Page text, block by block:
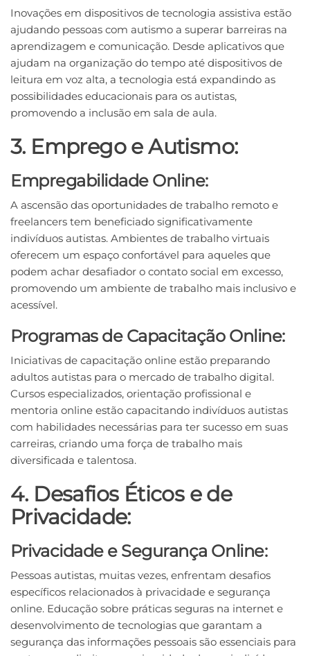
Inovações em dispositivos de tecnologia assistiva estão
ajudando pessoas com autismo a superar barreiras na
aprendizagem e comunicação. Desde aplicativos que
ajudam na organização do tempo até dispositivos de
leitura em voz alta, a tecnologia está expandindo as
possibilidades educacionais para os autistas,
promovendo a inclusão em sala de aula.
3. Emprego e Autismo:
Empregabilidade Online:
A ascensão das oportunidades de trabalho remoto e
freelancers tem beneficiado significativamente
indivíduos autistas. Ambientes de trabalho virtuais
oferecem um espaço confortável para aqueles que
podem achar desafiador o contato social em excesso,
promovendo um ambiente de trabalho mais inclusivo e
acessível.
Programas de Capacitação Online:
Iniciativas de capacitação online estão preparando
adultos autistas para o mercado de trabalho digital.
Cursos especializados, orientação profissional e
mentoria online estão capacitando indivíduos autistas
com habilidades necessárias para ter sucesso em suas
carreiras, criando uma força de trabalho mais
diversificada e talentosa.
4. Desafios Éticos e de
Privacidade:
Privacidade e Segurança Online:
Pessoas autistas, muitas vezes, enfrentam desafios
específicos relacionados à privacidade e segurança
online. Educação sobre práticas seguras na internet e
desenvolvimento de tecnologias que garantam a
segurança das informações pessoais são essenciais para